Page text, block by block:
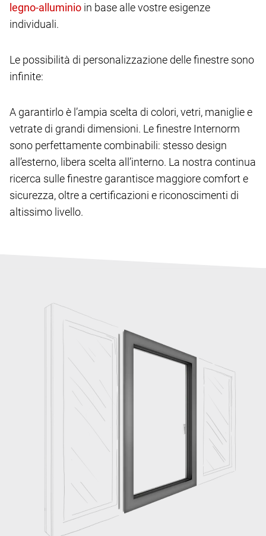
in base alle vostre esigenze
individuali.
Le possibilità di personalizzazione delle finestre sono
infinite:
A garantirlo è l’ampia scelta di colori, vetri, maniglie e
vetrate di grandi dimensioni. Le finestre Internorm
sono perfettamente combinabili: stesso design
all’esterno, libera scelta all’interno. La nostra continua
ricerca sulle finestre garantisce maggiore comfort e
sicurezza, oltre a certificazioni e riconoscimenti di
altissimo livello.